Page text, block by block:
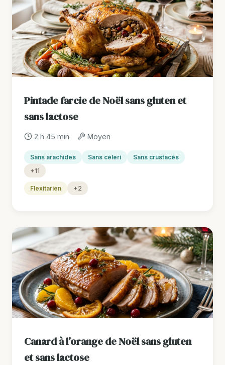
Pintade farcie de Noël sans gluten et
sans lactose
2 h 45 min Moyen
Sans arachides Sans céleri
Sans crustacés
+11
Flexitarien +2
Canard à l’orange de Noël sans gluten
et sans lactose